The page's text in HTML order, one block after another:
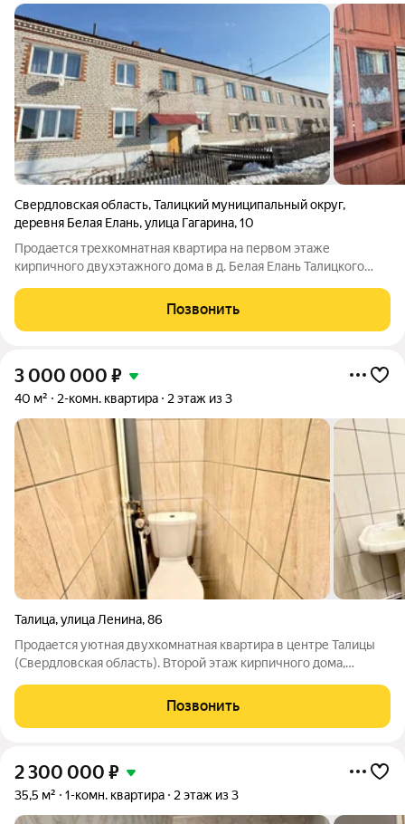
Свердловская область,Талицкий муниципальный округ,
деревня Белая Елань,улица Гагарина,10
Продается трехкомнатная квартира на первом этаже
кирпичного двухэтажного дома в д. Белая Елань Талицкого
удобство для людей с ограниченной мобильностью или тех,
кто предпочитает быстрый доступ во
Позвонить
3 000 000 ₽
40 м² 2-комн. квартира 2 этаж из 3
Талица,улица Ленина,86
Продается уютная двухкомнатная квартира в центре Талицы
(Свердловская область). Второй этаж кирпичного дома,
небольшая кухня функциональная планировка. Вся
инфраструктура под рукой: магазины,
Позвонить
2 300 000 ₽
35,5 м² 1-комн. квартира 2 этаж из 3